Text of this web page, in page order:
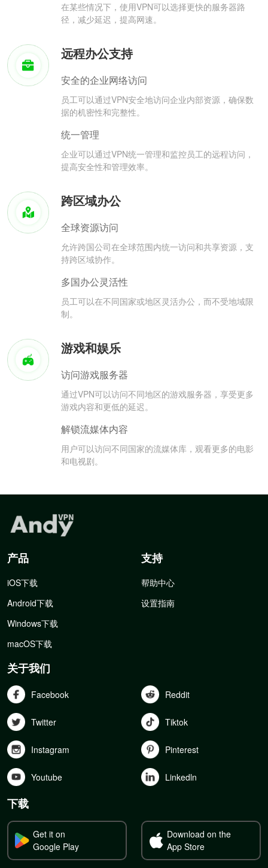
在某些情况下，使用VPN可以选择更快的服务器路
径，减少延迟，提高网速。
远程办公支持
安全的企业网络访问
员工可以通过VPN安全地访问企业内部资源，确保数
据的机密性和完整性。
统一管理
企业可以通过VPN统一管理和监控员工的远程访问，
提高安全性和管理效率。
跨区域办公
全球资源访问
允许跨国公司在全球范围内统一访问和共享资源，支
持跨区域协作。
多国办公灵活性
员工可以在不同国家或地区灵活办公，而不受地域限
制。
游戏和娱乐
访问游戏服务器
通过VPN可以访问不同地区的游戏服务器，享受更多
游戏内容和更低的延迟。
解锁流媒体内容
用户可以访问不同国家的流媒体库，观看更多的电影
和电视剧。
产品
iOS下载
Android下载
Windows下载
macOS下载
支持
帮助中心
设置指南
关于我们
Facebook Reddit
Twitter Tiktok
Instagram Pinterest
Youtube Linkedln
下载
Get it on
Google Play
Download on the
App Store